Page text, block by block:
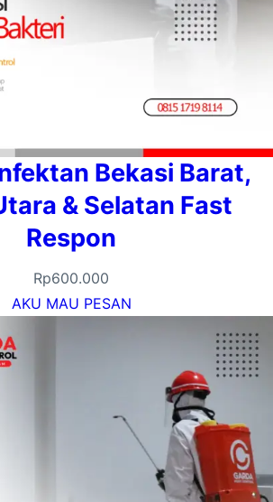
Bekasi Barat,
& Selatan Fast
Respon
Rp600.000
AKU MAU PESAN